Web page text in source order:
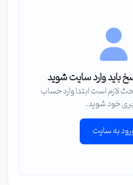
باید وارد سایت شوید
لازم است ابتدا وارد حساب
خود شوید.
به سایت